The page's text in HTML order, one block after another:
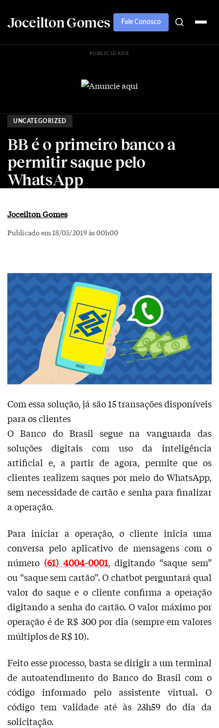
Joceilton Gomes Fale Conosco
PUBLICIDADE
UNCATEGORIZED
BB é o primeiro banco a
permitir saque pelo
WhatsApp
Joceilton Gomes
Publicado em 18/05/2019 às 00h00
Com essa solução, já são 15 transações disponíveis
para os clientes
O Banco do Brasil segue na vanguarda das
soluções digitais com uso da inteligência
artificial e, a partir de agora, permite que os
clientes realizem saques por meio do WhatsApp,
sem necessidade de cartão e senha para finalizar
a operação.
Para iniciar a operação, o cliente inicia uma
conversa pelo aplicativo de mensagens com o
número (61) 4004-0001, digitando “saque sem”
ou “saque sem cartão”. O chatbot perguntará qual
valor do saque e o cliente confirma a operação
digitando a senha do cartão. O valor máximo por
operação é de R$ 300 por dia (sempre em valores
múltiplos de R$ 10).
Feito esse processo, basta se dirigir a um terminal
de autoatendimento do Banco do Brasil com o
código informado pelo assistente virtual. O
código tem validade até às 23h59 do dia da
solicitação.